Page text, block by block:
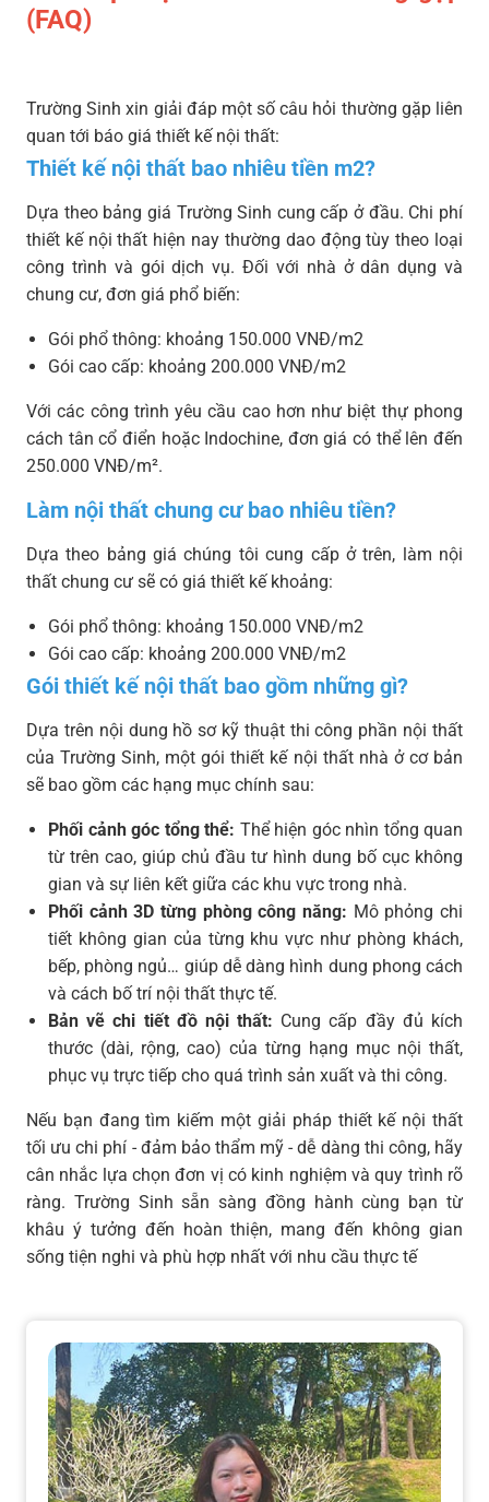
(FAQ)
Trường Sinh xin giải đáp một số câu hỏi thường gặp liên
quan tới báo giá thiết kế nội thất:
Thiết kế nội thất bao nhiêu tiền m2?
Dựa theo bảng giá Trường Sinh cung cấp ở đầu. Chi phí
thiết kế nội thất hiện nay thường dao động tùy theo loại
công trình và gói dịch vụ. Đối với nhà ở dân dụng và
chung cư, đơn giá phổ biến:
Gói phổ thông: khoảng 150.000 VNĐ/m2
Gói cao cấp: khoảng 200.000 VNĐ/m2
Với các công trình yêu cầu cao hơn như biệt thự phong
cách tân cổ điển hoặc Indochine, đơn giá có thể lên đến
250.000 VNĐ/m².
Làm nội thất chung cư bao nhiêu tiền?
Dựa theo bảng giá chúng tôi cung cấp ở trên, làm nội
thất chung cư sẽ có giá thiết kế khoảng:
Gói phổ thông: khoảng 150.000 VNĐ/m2
Gói cao cấp: khoảng 200.000 VNĐ/m2
Gói thiết kế nội thất bao gồm những gì?
Dựa trên nội dung hồ sơ kỹ thuật thi công phần nội thất
của Trường Sinh, một gói thiết kế nội thất nhà ở cơ bản
sẽ bao gồm các hạng mục chính sau:
Phối cảnh góc tổng thể: Thể hiện góc nhìn tổng quan
từ trên cao, giúp chủ đầu tư hình dung bố cục không
gian và sự liên kết giữa các khu vực trong nhà.
Phối cảnh 3D từng phòng công năng: Mô phỏng chi
tiết không gian của từng khu vực như phòng khách,
bếp, phòng ngủ… giúp dễ dàng hình dung phong cách
và cách bố trí nội thất thực tế.
Bản vẽ chi tiết đồ nội thất: Cung cấp đầy đủ kích
thước (dài, rộng, cao) của từng hạng mục nội thất,
phục vụ trực tiếp cho quá trình sản xuất và thi công.
Nếu bạn đang tìm kiếm một giải pháp thiết kế nội thất
tối ưu chi phí - đảm bảo thẩm mỹ - dễ dàng thi công, hãy
cân nhắc lựa chọn đơn vị có kinh nghiệm và quy trình rõ
ràng. Trường Sinh sẵn sàng đồng hành cùng bạn từ
khâu ý tưởng đến hoàn thiện, mang đến không gian
sống tiện nghi và phù hợp nhất với nhu cầu thực tế